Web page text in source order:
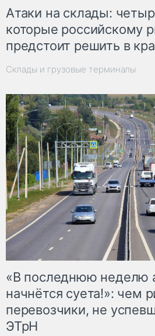
Атаки на склады:
которые российскому
предстоит решить в
Склады и грузовые терминалы
«В последнюю неделю
начнётся суета!»: чем
перевозчики, не
ЭТрН